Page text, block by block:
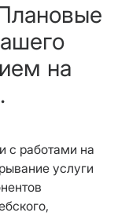
на
с работами на
услуги